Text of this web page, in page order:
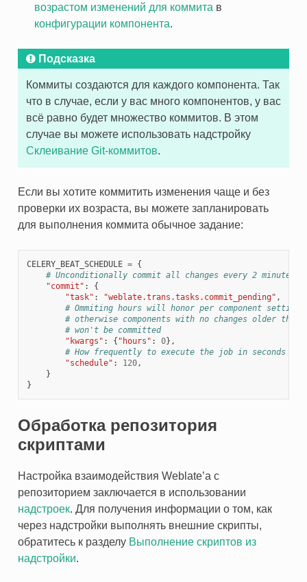
возрастом изменений для коммита в
конфигурации компонента.
Подсказка
Коммиты создаются для каждого компонента. Так
что в случае, если у вас много компонентов, у вас
всё равно будет множество коммитов. В этом
случае вы можете использовать надстройку
Склеивание Git-коммитов.
Если вы хотите коммитить изменения чаще и без
проверки их возраста, вы можете запланировать
для выполнения коммита обычное задание:
CELERY_BEAT_SCHEDULE = {
# Unconditionally commit all changes every 2 minutes
"commit" :
{
"task" : "weblate.trans.tasks.commit_pending" ,
# Ommiting hours will honor per component
# otherwise components with no changes older than
# won't be committed
"kwargs" : { "hours" : 0},
# How frequently to execute the job in seconds
"schedule" : 120,
}
}
Обработка репозитория
скриптами
Настройка взаимодействия Weblate’а с
репозиторием заключается в использовании
надстроек. Для получения информации о том, как
через надстройки выполнять внешние скрипты,
обратитесь к разделу Выполнение скриптов из
надстройки.